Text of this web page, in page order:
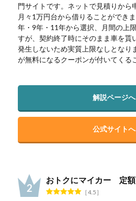
門サイトです。ネットで見積りから
月々1万円台から借りることができ
年・9年・11年から選択、月間の上
すが、契約終了時にそのまま車を貰
発生しないため実質上限なしとなり
が無料になるクーポンが付いてくる
解説ページへ
公式サイトへ
おトクにマイカー 定額
4.5